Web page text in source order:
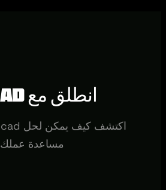
انطلق مع Locad
مساعدة عملك